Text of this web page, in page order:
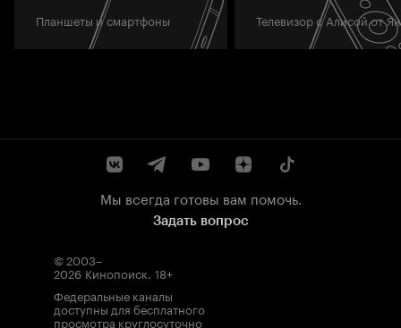
Планшеты и смартфоны Телевизор с Алисой от
Мы всегда готовы вам помочь.
Задать вопрос
© 2003–
2026 Кинопоиск. 18+
Федеральные каналы
доступны для бесплатного
просмотра круглосуточно